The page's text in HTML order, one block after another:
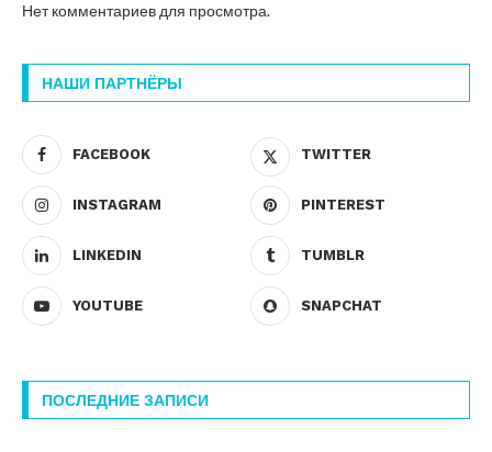
Нет комментариев для просмотра.
НАШИ ПАРТНЁРЫ
FACEBOOK TWITTER
INSTAGRAM PINTEREST
LINKEDIN TUMBLR
YOUTUBE SNAPCHAT
ПОСЛЕДНИЕ ЗАПИСИ